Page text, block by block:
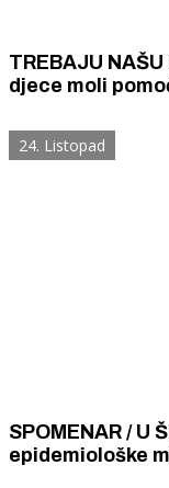
TREBAJU
djece moli
24. Listopad
SPOMENAR / U
epidemiološke